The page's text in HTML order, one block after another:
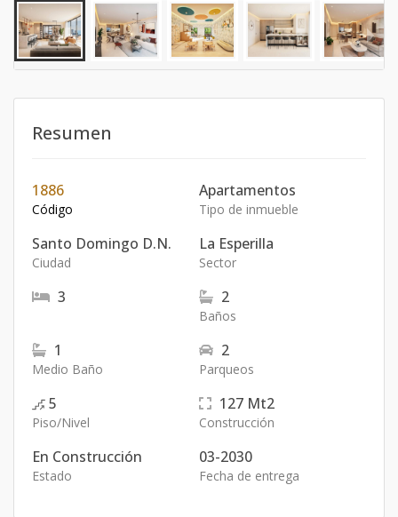
Resumen
1886
Código
Apartamentos
Tipo de inmueble
Santo Domingo D.N.
Ciudad
La Esperilla
Sector
3 2
Baños
1
Medio Baño
2
Parqueos
5
Piso/Nivel
127 Mt2
Construcción
En Construcción
Estado
03-2030
Fecha de entrega